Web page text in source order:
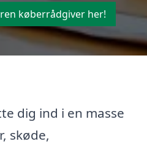
køberrådgiver her!
dig ind i en masse
skøde,